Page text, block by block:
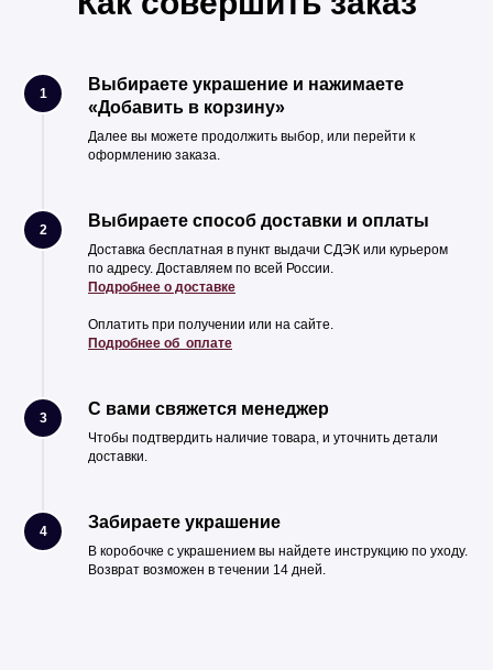
1
Выбираете украшение и нажимаете
«Добавить в корзину»
Далее вы можете продолжить выбор, или перейти к
оформлению заказа.
2 Выбираете способ доставки и оплаты
Доставка бесплатная в пункт выдачи СДЭК или курьером
по адресу. Доставляем по всей России.
Подробнее о доставке
Оплатить при получении или на сайте.
Подробнее об оплате
3 С вами свяжется менеджер
Чтобы подтвердить наличие товара, и уточнить детали
доставки.
4 Забираете украшение
В коробочке с украшением вы найдете инструкцию по уходу.
Возврат возможен в течении 14 дней.